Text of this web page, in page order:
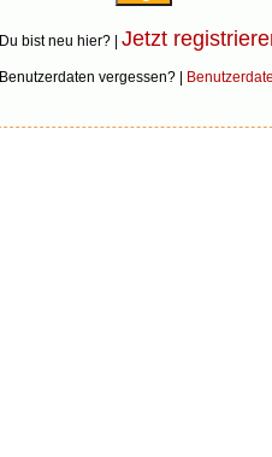
Du bist neu hier? | Jetzt
Benutzerdaten vergessen? |